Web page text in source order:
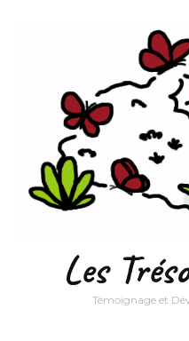
Les
Témoignage et